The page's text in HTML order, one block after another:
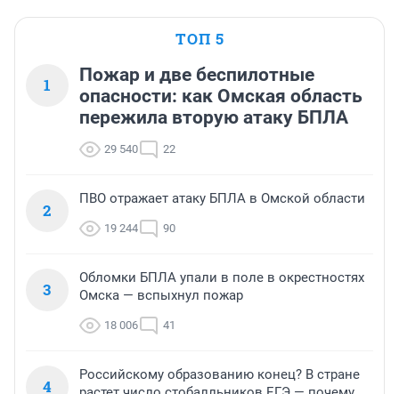
ТОП 5
1
Пожар и две беспилотные
опасности: как Омская область
пережила вторую атаку БПЛА
29 540 22
2
ПВО отражает атаку БПЛА в Омской области
19 244 90
3
Обломки БПЛА упали в поле в окрестностях
Омска — вспыхнул пожар
18 006 41
4
Российскому образованию конец? В стране